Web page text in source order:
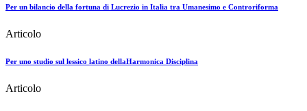
Per un bilancio della fortuna di Lucrezio in Italia tra Umanesimo e Controriforma
Articolo
Per uno studio sul lessico latino dellaHarmonica Disciplina
Articolo